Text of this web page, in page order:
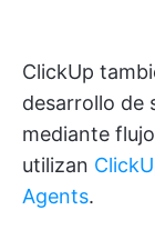
ClickUp
desarrollo de
mediante
utilizan
Agents.